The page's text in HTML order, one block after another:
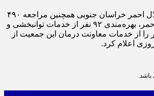
مدیرعامل جمعیت هلال احمر خراسان جنوبی همچنین مراجعه ۴۹۰
نفر به داروخانه هلال‌احمر، بهره‌مندی ۹۲ نفر از خدمات توانبخشی و
۳۶۸ نفر را از خدمات معاونت درمان این جمعیت از
اعلام کرد.